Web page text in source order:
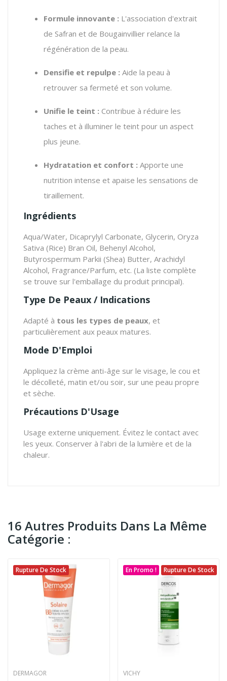
Formule innovante : L'association d'extrait
de Safran et de Bougainvillier relance la
régénération de la peau.
Densifie et repulpe : Aide la peau à
retrouver sa fermeté et son volume.
Unifie le teint : Contribue à réduire les
taches et à illuminer le teint pour un aspect
plus jeune.
Hydratation et confort : Apporte une
nutrition intense et apaise les sensations de
tiraillement.
Ingrédients
Aqua/Water, Dicaprylyl Carbonate, Glycerin, Oryza
Sativa (Rice) Bran Oil, Behenyl Alcohol,
Butyrospermum Parkii (Shea) Butter, Arachidyl
Alcohol, Fragrance/Parfum, etc. (La liste complète
se trouve sur l'emballage du produit principal).
Type De Peaux / Indications
Adapté à tous les types de peaux, et
particulièrement aux peaux matures.
Mode D'Emploi
Appliquez la crème anti-âge sur le visage, le cou et
le décolleté, matin et/ou soir, sur une peau propre
et sèche.
Précautions D'Usage
Usage externe uniquement. Évitez le contact avec
les yeux. Conserver à l'abri de la lumière et de la
chaleur.
16 Autres Produits Dans La Même
Catégorie :
Rupture De Stock
DERMAGOR
En Promo ! Rupture De Stock
VICHY